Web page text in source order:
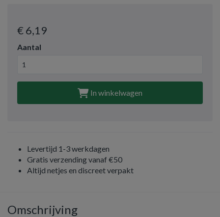
€ 6,19
Aantal
In winkelwagen
Levertijd 1-3 werkdagen
Gratis verzending vanaf €50
Altijd netjes en discreet verpakt
Omschrijving